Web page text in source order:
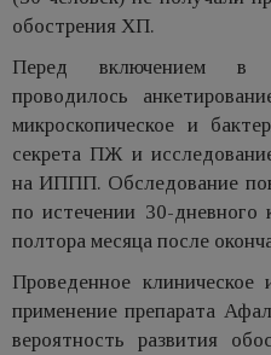
обострения ХП.
Перед включением в
проводилось
микроскопическое и
секрета ПЖ и
на ИППП. Обследование
по истечении 30-дневного
полтора месяца после
Проведенное клиническое
применение препарата
вероятность развития